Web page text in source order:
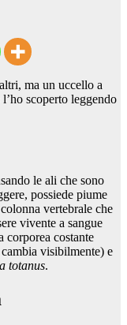
ma un uccello a
scoperto leggendo
le ali che sono
possiede piume
vertebrale che
vivente a sangue
corporea costante
visibilmente) e
totanus.